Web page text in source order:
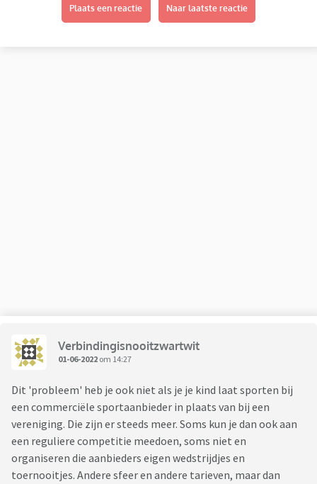
Plaats een reactie Naar laatste reactie
Verbindingisnooitzwartwit
01-06-2022 om 14:27
Dit 'probleem' heb je ook niet als je je kind laat sporten bij
een commerciële sportaanbieder in plaats van bij een
vereniging. Die zijn er steeds meer. Soms kun je dan ook aan
een reguliere competitie meedoen, soms niet en
organiseren die aanbieders eigen wedstrijdjes en
toernooitjes. Andere sfeer en andere tarieven, maar dan